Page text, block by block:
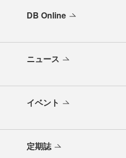
DB Online
ニュース
イベント
定期誌